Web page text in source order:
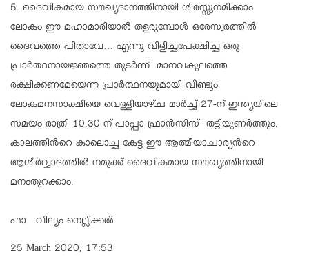
5. ദൈവികമായ സൗഖ്യദാനത്തിനായി ശിരസ്സുനമിക്കാം
ലോകം ഈ മഹാമാരിയാല്‍ തളരുമ്പോള്‍ ഒരേസ്വരത്തില്‍
ദൈവത്തെ പിതാവേ… എന്നു വിളിച്ചപേക്ഷിച്ച ഒരു
പ്രാര്‍ത്ഥനായജ്ഞത്തെ തുടര്‍ന്ന് മാനവകുലത്തെ
രക്ഷിക്കണമേയെന്ന പ്രാര്‍ത്ഥനയുമായി വീണ്ടും
ലോകമനസാക്ഷിയെ വെള്ളിയാഴ്ച മാര്‍ച്ച് 27-ന് ഇന്ത്യയിലെ
സമയം രാത്രി 10.30-ന് പാപ്പാ ഫ്രാന്‍സിസ് തട്ടിയുണര്‍ത്തും.
കാലത്തിന്‍റെ കാലൊച്ച കേട്ട ഈ ആത്മീയാചാര്യന്‍റെ
ആശീര്‍വ്വാദത്തില്‍ നമുക്ക് ദൈവികമായ സൗഖ്യത്തിനായി
മനംതുറക്കാം.
ഫാ. വില്യം നെല്ലിക്കല്‍
25 March 2020, 17:53